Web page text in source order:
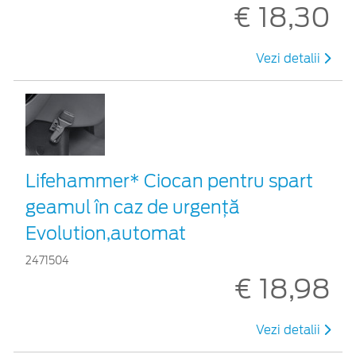
€ 18,30
Vezi detalii
Lifehammer* Ciocan pentru spart
geamul în caz de urgenţă
Evolution,automat
2471504
€ 18,98
Vezi detalii